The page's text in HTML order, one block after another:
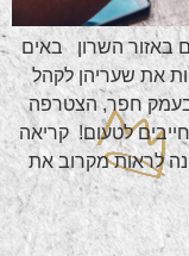
באזור השרון באים
הפותחות את שעריהן לקהל
בעמק חפר, הצטרפה
לטעום! קריאה
לראות מקרוב את